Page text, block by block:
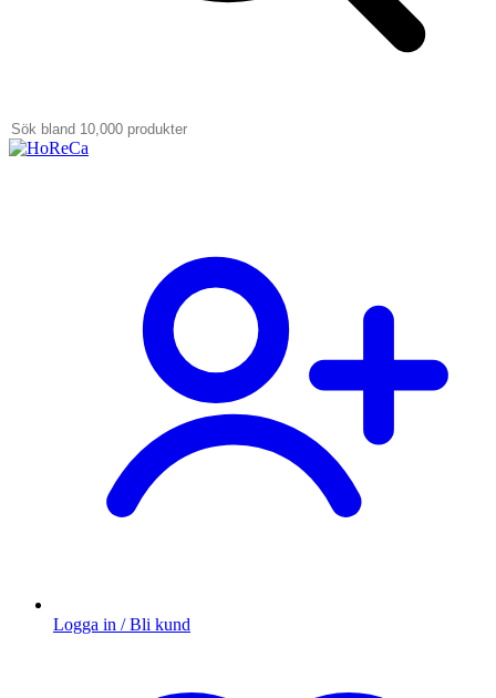
Logga in / Bli kund